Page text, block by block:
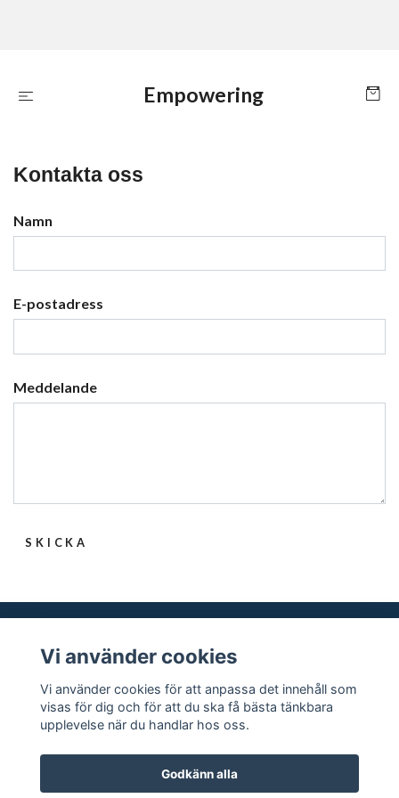
Empowering
Kontakta oss
Namn
E-postadress
Meddelande
SKICKA
Sociala medier
Vi använder cookies
Vi använder cookies för att anpassa det innehåll som
visas för dig och för att du ska få bästa tänkbara
upplevelse när du handlar hos oss.
Godkänn alla